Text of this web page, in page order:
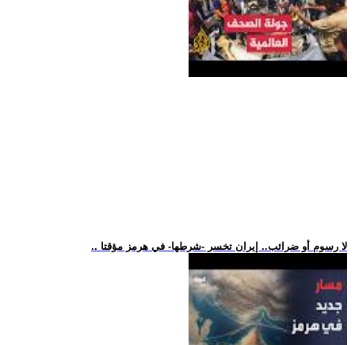
.. لا رسوم أو ضرائب.. إيران تخسر -شرطها- في هرمز مؤقتا